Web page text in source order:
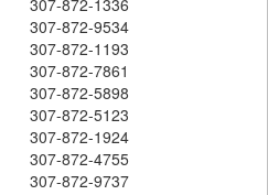
307-872-9534
307-872-1193
307-872-7861
307-872-5898
307-872-5123
307-872-1924
307-872-4755
307-872-9737